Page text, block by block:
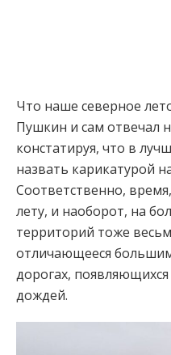
Что наше северное
Пушкин и сам отвечал
констатируя, что в
назвать карикатурой
Соответственно,
лету, и наоборот, на
территорий тоже
отличающееся
дорогах, появляющихся
дождей.